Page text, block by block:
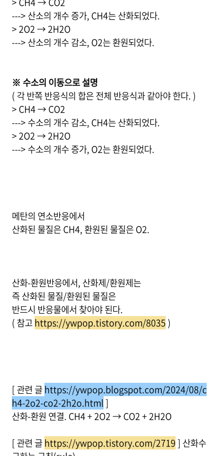
---> 산소의 개수 증가, CH4는 산화되었다.
> 2O2 → 2H2O
---> 산소의 개수 감소, O2는 환원되었다.
※ 수소의 이동으로 설명
( 각 반쪽 반응식의 합은 전체 반응식과 같아야 한다. )
> CH4 → CO2
---> 수소의 개수 감소, CH4는 산화되었다.
> 2O2 → 2H2O
---> 수소의 개수 증가, O2는 환원되었다.
메탄의 연소반응에서
산화된 물질은 CH4, 환원된 물질은 O2.
산화-환원반응에서, 산화제/환원제는
즉 산화된 물질/환원된 물질은
반드시 반응물에서 찾아야 된다.
( 참고https://ywpop.tistory.com/8035 )
[ 관련 글https://ywpop.blogspot.com/2024/08/c
h4-2o2-co2-2h2o.html]
산화-환원 연결. CH4 + 2O2 → CO2 + 2H2O
[ 관련 글https://ywpop.tistory.com/2719] 산화수